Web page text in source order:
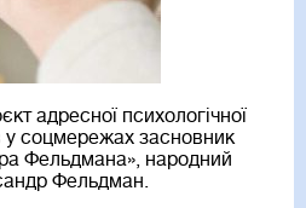
адресної психологічної
у соцмережах засновник
Фельдмана», народний
Фельдман.